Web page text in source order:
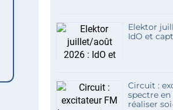
Elektor
IdO et
Circuit :
spectre en
réaliser